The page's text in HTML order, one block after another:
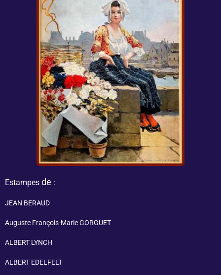
Estampes de :
JEAN BERAUD
Auguste François-Marie GORGUET
ALBERT LYNCH
ALBERT EDELFELT